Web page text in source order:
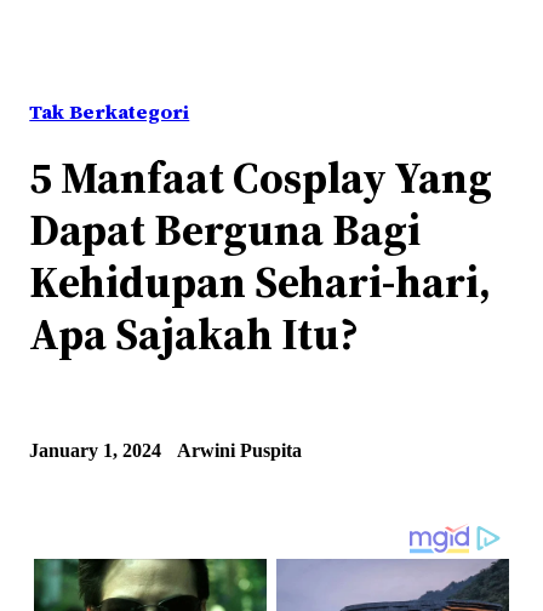
Tak Berkategori
5 Manfaat Cosplay Yang
Dapat Berguna Bagi
Kehidupan Sehari-hari,
Apa Sajakah Itu?
January 1, 2024 Arwini Puspita